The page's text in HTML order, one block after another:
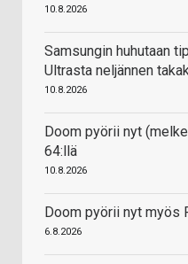
10.8.2026
Samsungin huhutaan
Ultrasta neljännen
10.8.2026
Doom pyörii nyt
64:llä
10.8.2026
Doom pyörii nyt myös
6.8.2026